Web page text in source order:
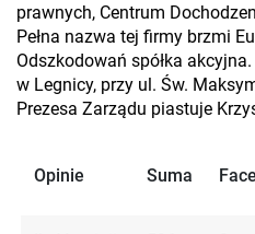
prawnych, Centrum
Pełna nazwa tej firmy brzmi
Odszkodowań spółka
w Legnicy, przy ul. Św.
Prezesa Zarządu piastuje
Opinie Suma